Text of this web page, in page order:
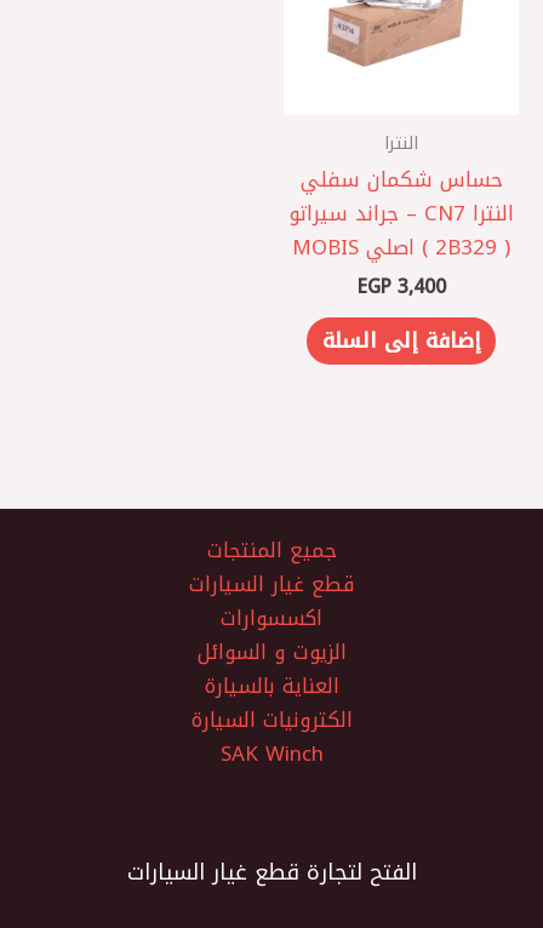
النترا
حساس شكمان سفلي
النترا CN7 – جراند سيراتو
( 2B329 ) اصلي MOBIS
EGP3,400
إضافة إلى السلة
جميع المنتجات
قطع غيار السيارات
اكسسوارات
الزيوت و السوائل
العناية بالسيارة
الكترونيات السيارة
SAK Winch
الفتح لتجارة قطع غيار السيارات